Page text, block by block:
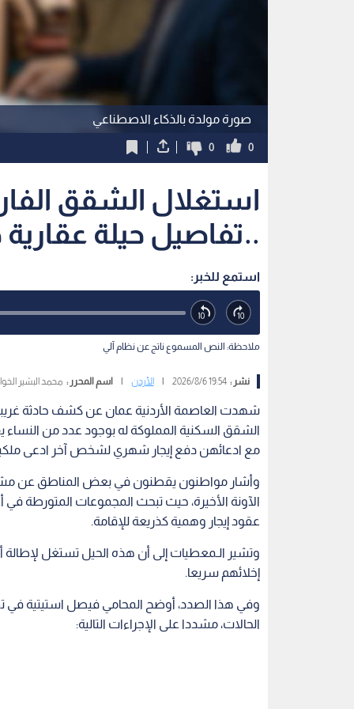
صورة مولدة بالذكاء الاصطناعي
0
0
استغلال الشقق
..تفاصيل حيلة
استمع للخبر:
ملاحظة: النص المسموع ناتج عن نظام آلي
نشر :19:54 2026/8/6 الأردن اسم المحرر : محمد البشير
شهدت العاصمة الأردنية عمان عن كشف حادثة غريبة
الشقق السكنية المملوكة له بوجود عدد من
مع ادعائهن دفع إيجار شهري لشخص آخر ادعى
وأشار مواطنون يقطنون في بعض المناطق عن
الآونة الأخيرة، حيث تبحث المجموعات المتورطة
عقود إيجار وهمية كذريعة للإقامة.
وتشير الـمعطيات إلى أن هذه الحيل تستغل لإطالة
إخلائهم سريعا.
وفي هذا الصدد، أوضح المحامي فيصل استيتية في
الحالات، مشددا على الإجراءات التالية: